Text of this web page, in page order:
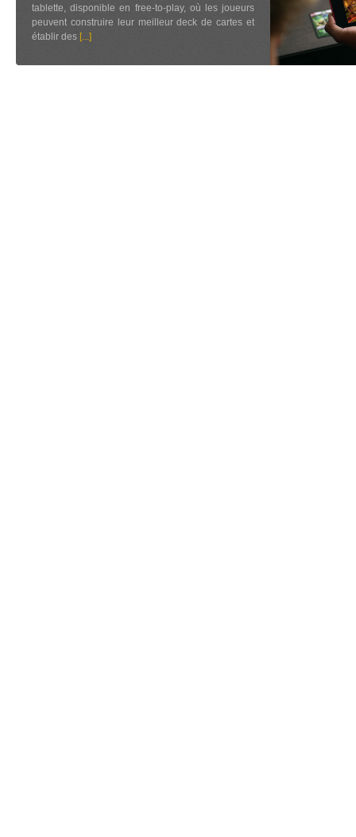
tablette, disponible en free-to-play, où les joueurs
peuvent construire leur meilleur deck de cartes et
établir des [...]